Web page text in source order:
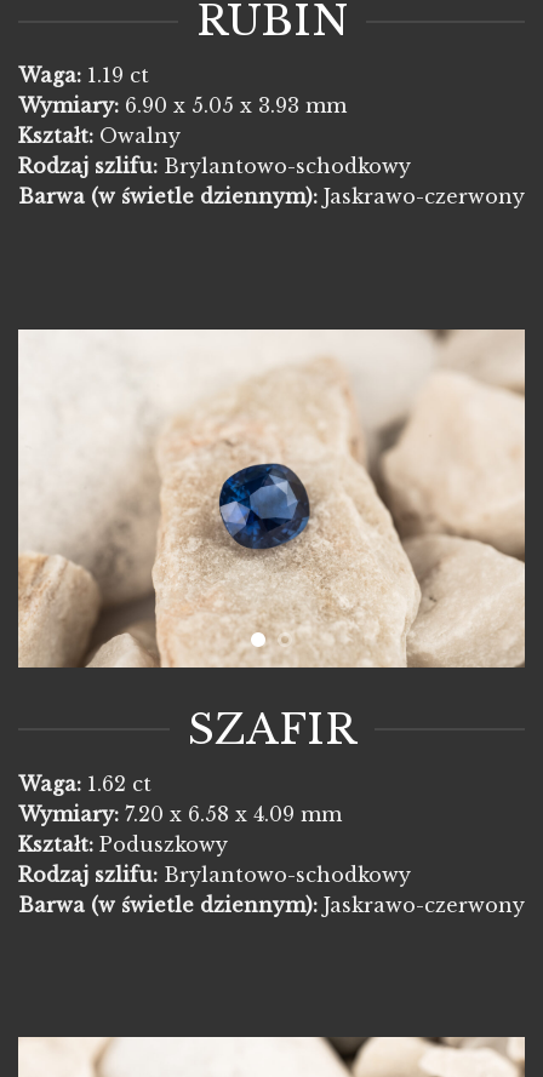
RUBIN
Waga: 1.19 ct
Wymiary: 6.90 x 5.05 x 3.93 mm
Kształt: Owalny
Rodzaj szlifu: Brylantowo-schodkowy
Barwa (w świetle dziennym): Jaskrawo-czerwony
SZAFIR
Waga: 1.62 ct
Wymiary: 7.20 x 6.58 x 4.09 mm
Kształt: Poduszkowy
Rodzaj szlifu: Brylantowo-schodkowy
Barwa (w świetle dziennym): Jaskrawo-czerwony